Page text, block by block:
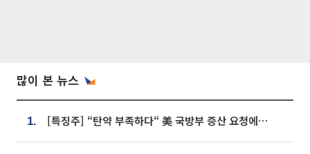
많이 본 뉴스
1. [특징주] “탄약 부족하다“ 美 국방부 증산 요청에⋯국내 방산주 급등세